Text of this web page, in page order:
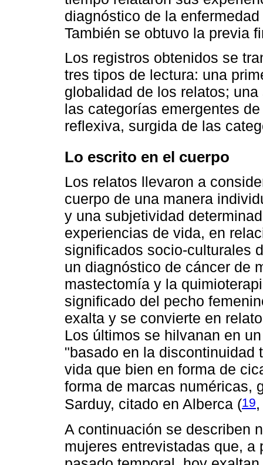
diagnóstico de la
También se obtuvo la previa
Los registros obtenidos se
tres tipos de lectura: una
globalidad de los relatos;
las categorías emergentes
reflexiva, surgida de las
Lo escrito en el cuerpo
Los relatos llevaron a
cuerpo de una manera
y una subjetividad
experiencias de vida, en
significados socio-culturales
un diagnóstico de cáncer de
mastectomía y la
significado del pecho
exalta y se convierte en
Los últimos se hilvanan en
"basado en la discontinuidad
vida que bien en forma de
forma de marcas numéricas,
Sarduy, citado en Alberca (19
A continuación se describen
mujeres entrevistadas que,